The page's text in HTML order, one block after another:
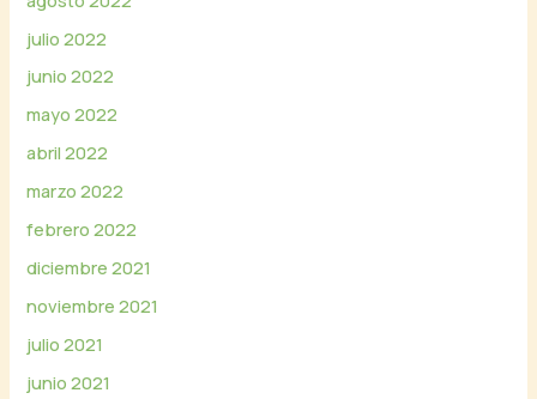
julio 2022
junio 2022
mayo 2022
abril 2022
marzo 2022
febrero 2022
diciembre 2021
noviembre 2021
julio 2021
junio 2021